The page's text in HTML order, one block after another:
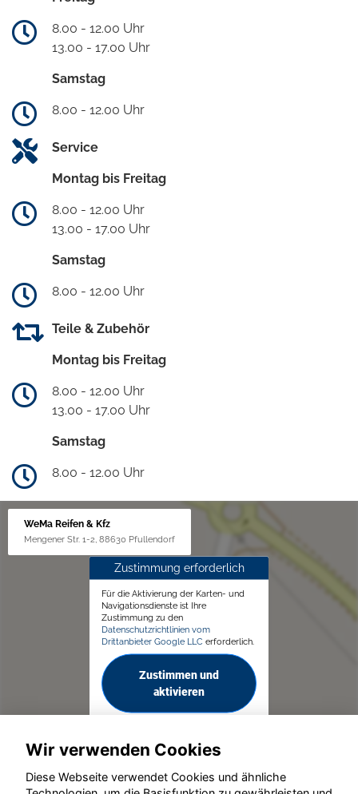
8.00 - 12.00 Uhr
13.00 - 17.00 Uhr
Samstag
8.00 - 12.00 Uhr
Service
Montag bis Freitag
8.00 - 12.00 Uhr
13.00 - 17.00 Uhr
Samstag
8.00 - 12.00 Uhr
Teile & Zubehör
Montag bis Freitag
8.00 - 12.00 Uhr
13.00 - 17.00 Uhr
Samstag
8.00 - 12.00 Uhr
WeMa Reifen & Kfz
Mengener Str. 1-2, 88630 Pfullendorf
Zustimmung erforderlich
Für die Aktivierung der Karten- und
Navigationsdienste ist Ihre
Zustimmung zu den
Datenschutzrichtlinien vom
Drittanbieter Google LLC erforderlich.
Zustimmen und
aktivieren
Wir verwenden Cookies
Diese Webseite verwendet Cookies und ähnliche